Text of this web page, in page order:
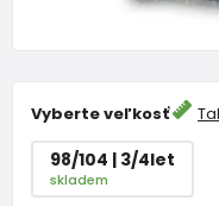
Vyberte veľkosť
98/104 | 3/4let
skladem